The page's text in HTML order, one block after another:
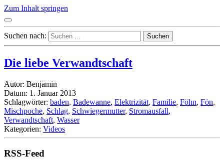
Zum Inhalt springen
Suchen nach:
Die liebe Verwandtschaft
Autor: Benjamin
Datum: 1. Januar 2013
Schlagwörter: baden, Badewanne, Elektrizität, Familie, Föhn, Fön,
Mischpoche, Schlag, Schwiegermutter, Stromausfall,
Verwandtschaft, Wasser
Kategorien: Videos
RSS-Feed